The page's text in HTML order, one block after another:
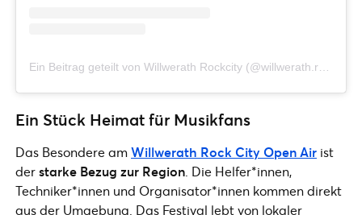
Ein Stück Heimat für Musikfans
Das Besondere amWillwerath Rock City Open Air ist
derstarke Bezug zur Region . Die Helfer*innen,
Techniker*innen und Organisator*innen kommen direkt
aus der Umgebung. Das Festival lebt von lokaler